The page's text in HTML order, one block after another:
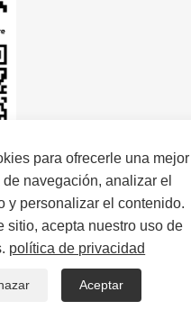
para ofrecerle una mejor
navegación, analizar el
y personalizar el contenido.
sitio, acepta nuestro uso de
política de privacidad
Aceptar
Minghui New Material
reservados.